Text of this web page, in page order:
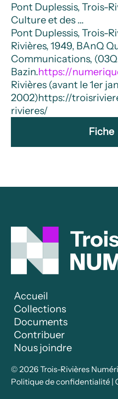
Pont Duplessis, Trois-
Culture et des …
Pont Duplessis, Trois-
Rivières, 1949, BAnQ
Communications,
Bazin.https://
Rivières (avant le 1er
2002)https://
rivieres/
Fiche
Accueil
Collections
Documents
Contribuer
Nous joindre
© 2026 Trois-Rivières
Politique de confidentialité |